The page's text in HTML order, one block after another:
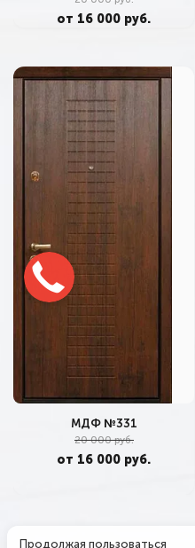
от 16 000 руб.
МДФ №331
20 000 руб.
от 16 000 руб.
Продолжая пользоваться